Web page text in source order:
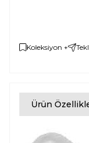
Koleksiyon +
Ürün